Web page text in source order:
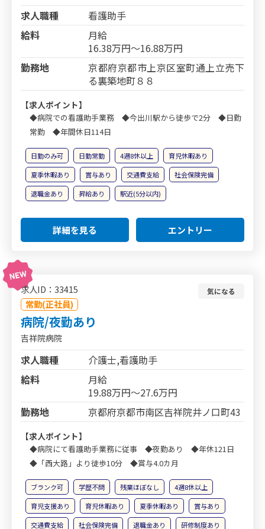
求人職種
看護助手
給料
月給
16.38万円～16.88万円
勤務地
京都府京都市上京区室町通上立売下
る裏築地町８８
【求人ポイント】
◆病院での看護助手業務 ◆今出川駅から徒歩で2分 ◆日勤
常勤 ◆年間休日114日
日勤のみ可 日勤常勤 4週8休以上
育児休暇あり
夏季休暇あり
賞与あり 交通費支給
社会保険完備
退職金あり
昇給あり 駅近(5分以内)
詳細を見る エントリー
求人ID：33415
常勤(正社員)
気になる
病院/夜勤あり
吉祥院病院
求人職種
介護士,看護助手
給料
月給
19.88万円～27.6万円
勤務地
京都府京都市南区吉祥院井ノ口町43
【求人ポイント】
◆病院にて看護助手業務に従事 ◆夜勤あり ◆年休121日
◆「西大路」より徒歩10分 ◆賞与4.0カ月
ブランク可 学歴不問 残業ほぼなし
4週8休以上
育児支援あり
育児休暇あり 夏季休暇あり
賞与あり
交通費支給
社会保険完備 退職金あり 研修制度あり